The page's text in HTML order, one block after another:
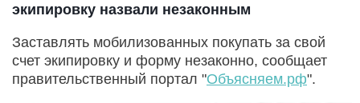
экипировку назвали незаконным
Заставлять мобилизованных покупать за свой
счет экипировку и форму незаконно, сообщает
правительственный портал "Объясняем.рф".